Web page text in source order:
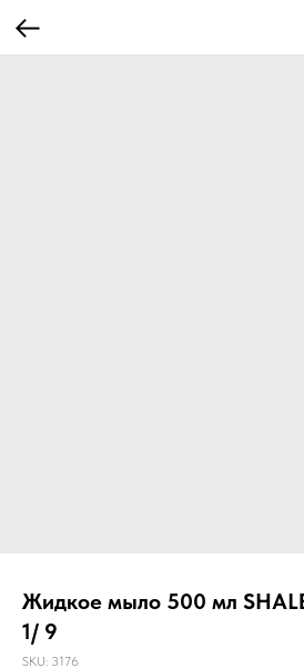
Жидкое мыло 500 мл
1/ 9
SKU: 3176